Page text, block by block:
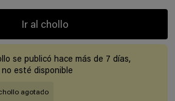
Ir al chollo
se publicó hace más de 7 días,
esté disponible
agotado